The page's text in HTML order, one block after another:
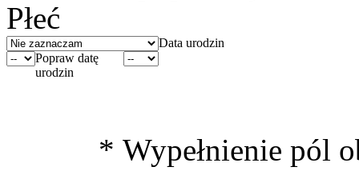
Płeć
Data urodzin
Popraw datę
urodzin
* Wypełnienie pól